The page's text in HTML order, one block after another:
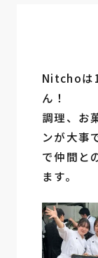
Nitchoは
ん！
調理、お
ンが⼤事
で仲間と
ます。